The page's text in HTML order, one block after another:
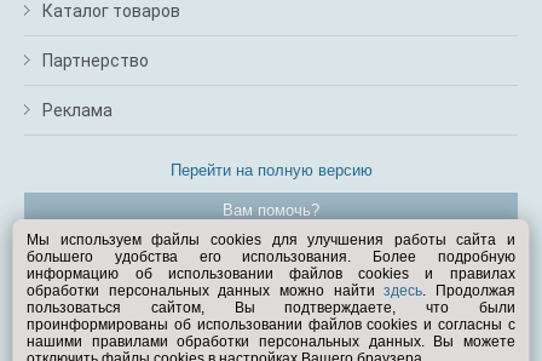
Каталог товаров
Партнерство
Реклама
Перейти на полную версию
Вам помочь?
© Exist.ru 1998—2026
Мы используем файлы cookies для улучшения работы сайта и
большего удобства его использования. Более подробную
информацию об использовании файлов cookies и правилах
обработки персональных данных можно найтиздесь. Продолжая
пользоваться сайтом, Вы подтверждаете, что были
проинформированы об использовании файлов cookies и согласны с
нашими правилами обработки персональных данных. Вы можете